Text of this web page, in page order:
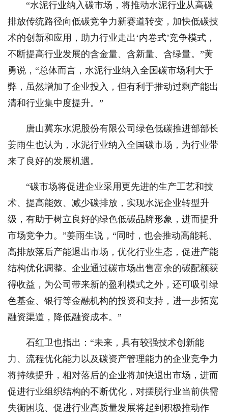
“水泥行业纳入碳市场，将推动水泥行业从高碳
排放传统路径向低碳竞争力新赛道转变，加快低碳技
术的创新和应用，助力行业走出‘内卷式’竞争模式，
不断提高行业发展的含金量、含新量、含绿量。”黄
勇说，“总体而言，水泥行业纳入全国碳市场利大于
弊，虽然增加了企业投入，但有利于推动过剩产能出
清和行业集中度提升。”
唐山冀东水泥股份有限公司绿色低碳推进部部长
姜雨生也认为，水泥行业纳入全国碳市场，为行业带
来了良好的发展机遇。
“碳市场将促进企业采用更先进的生产工艺和技
术、提高能效、减少碳排放，实现水泥企业转型升
级，有助于树立良好的绿色低碳品牌形象，进而提升
市场竞争力。”姜雨生说，“同时，也会推动高能耗、
高排放落后产能退出市场，优化行业生态，促进产能
结构优化调整。企业通过碳市场出售富余的碳配额获
得收益，为公司带来新的盈利模式之外，还可吸引绿
色基金、银行等金融机构的投资和支持，进一步拓宽
融资渠道，降低融资成本。”
石红卫也指出：“未来，具有较强技术创新能
力、流程优化能力以及碳资产管理能力的企业竞争力
将持续提升，相对落后的企业将加快退出市场，进而
促进行业组织结构的不断优化，对摆脱行业当前供需
失衡困境、促进行业高质量发展将起到积极推动作